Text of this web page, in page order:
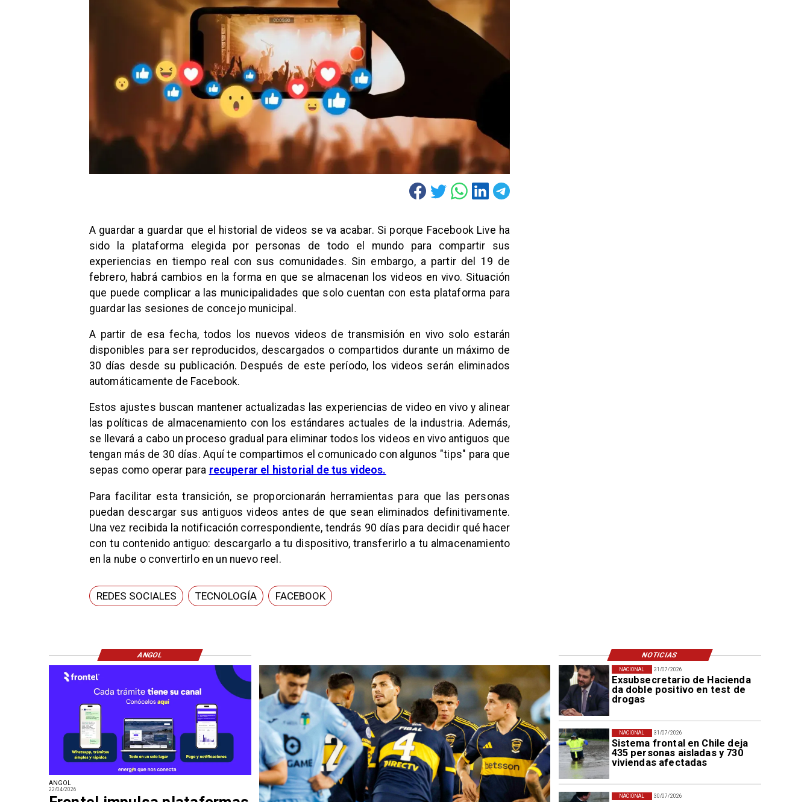
A guardar a guardar que el historial de videos se va acabar. Si porque Facebook Live ha
sido la plataforma elegida por personas de todo el mundo para compartir sus
experiencias en tiempo real con sus comunidades. Sin embargo, a partir del 19 de
febrero, habrá cambios en la forma en que se almacenan los videos en vivo. Situación
que puede complicar a las municipalidades que solo cuentan con esta plataforma para
guardar las sesiones de concejo municipal.
A partir de esa fecha, todos los nuevos videos de transmisión en vivo solo estarán
disponibles para ser reproducidos, descargados o compartidos durante un máximo de
30 días desde su publicación. Después de este período, los videos serán eliminados
automáticamente de Facebook.
Estos ajustes buscan mantener actualizadas las experiencias de video en vivo y alinear
las políticas de almacenamiento con los estándares actuales de la industria. Además,
se llevará a cabo un proceso gradual para eliminar todos los videos en vivo antiguos que
tengan más de 30 días. Aquí te compartimos el comunicado con algunos "tips" para que
sepas como operar para recuperar el historial de tus videos.
Para facilitar esta transición, se proporcionarán herramientas para que las personas
puedan descargar sus antiguos videos antes de que sean eliminados definitivamente.
Una vez recibida la notificación correspondiente, tendrás 90 días para decidir qué hacer
con tu contenido antiguo: descargarlo a tu dispositivo, transferirlo a tu almacenamiento
en la nube o convertirlo en un nuevo reel.
REDES SOCIALES TECNOLOGÍA FACEBOOK
31/07/2026
Exsubsecretario de Hacienda
da doble positivo en test de
drogas
NACIONAL
31/07/2026
Sistema frontal en Chile deja
435 personas aisladas y 730
viviendas afectadas
NACIONAL
30/07/2026
NACIONAL
ANGOL
22/04/2026
ANGOL NOTICIAS